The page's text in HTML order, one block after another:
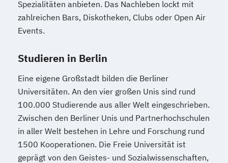
Spezialitäten anbieten. Das Nachleben lockt mit
zahlreichen Bars, Diskotheken, Clubs oder Open Air
Events.
Studieren in Berlin
Eine eigene Großstadt bilden die Berliner
Universitäten. An den vier großen Unis sind rund
100.000 Studierende aus aller Welt eingeschrieben.
Zwischen den Berliner Unis und Partnerhochschulen
in aller Welt bestehen in Lehre und Forschung rund
1500 Kooperationen. Die Freie Universität ist
geprägt von den Geistes- und Sozialwissenschaften,